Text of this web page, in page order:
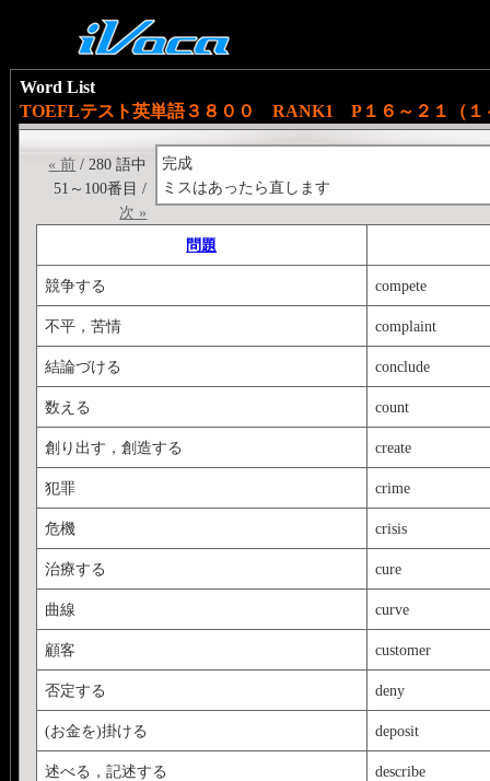
Word List
TOEFLテスト英単語３８００ RANK1 P１６～２１（１
完成
ミスはあったら直します
« 前 / 280 語中
51～100番目 /
次 »
問題
競争する compete
不平，苦情 complaint
結論づける conclude
数える count
創り出す，創造する create
犯罪 crime
危機 crisis
治療する cure
曲線 curve
顧客 customer
否定する deny
(お金を)掛ける deposit
述べる，記述する describe